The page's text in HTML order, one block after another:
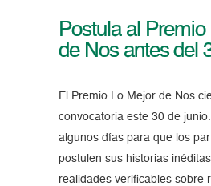
Postula al
de Nos antes del
El Premio Lo Mejor de Nos
convocatoria este 30 de
algunos días para que los
postulen sus historias
realidades verificables sobre